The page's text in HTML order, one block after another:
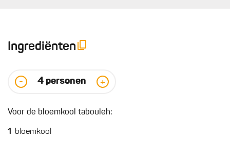
Ingrediënten
- 4 personen +
Voor de bloemkool tabouleh:
1 bloemkool